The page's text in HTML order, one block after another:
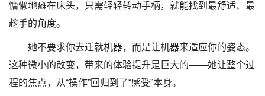
慵懒地瘫在床头，只需轻轻转动手柄，就能找到最舒适、最
趁手的角度。
她不要求你去迁就机器，而是让机器来适应你的姿态。
这种微小的改变，带来的体验提升是巨大的——她让整个过
程的焦点，从“操作”回归到了“感受”本身。